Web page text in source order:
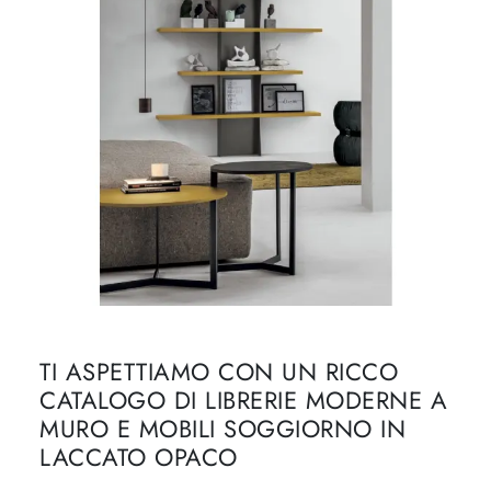
TI ASPETTIAMO CON UN RICCO
CATALOGO DI LIBRERIE MODERNE A
MURO E MOBILI SOGGIORNO IN
LACCATO OPACO